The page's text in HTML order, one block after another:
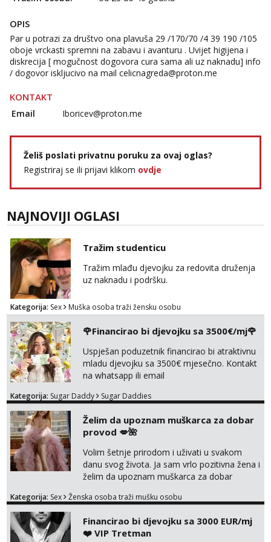
Tel: 064/677-677
- Kod: #142
tel:0,93€ - mob:1,12€ min
OPIS
Par u potrazi za društvo ona plavuša 29 /170/70 /4 39 190 /105
oboje vrckasti spremni na zabavu i avanturu . Uvijet higijena i
diskrecija [ mogučnost dogovora cura sama ali uz naknadu] info
/ dogovor iskljucivo na mail celicnagreda@proton.me
KONTAKT
Email Iboricev@proton.me
Želiš poslati privatnu poruku za ovaj oglas?
Registriraj se ili prijavi klikom ovdje
NAJNOVIJI OGLASI
Tražim studenticu
Tražim mlađu djevojku za redovita druženja
uz naknadu i podršku.
Kategorija: Sex Muška osoba traži žensku osobu
🌹Financirao bi djevojku sa 3500€/mj🌹
Uspješan poduzetnik financirao bi atraktivnu
mladu djevojku sa 3500€ mjesečno. Kontakt
na whatsapp ili email
Kategorija: Sugar Daddy Sugar Daddies
Želim da upoznam muškarca za dobar
provod 💋🌺
Volim šetnje prirodom i uživati u svakom
danu svog života. Ja sam vrlo pozitivna žena i
želim da upoznam muškarca za dobar
na link ispod i nadji me tamo, cekam te!
Kategorija: Sex Ženska osoba traži mušku osobu
Financirao bi djevojku sa 3000 EUR/mj
❤️ VIP Tretman